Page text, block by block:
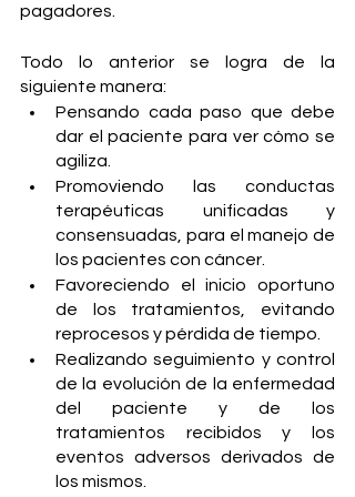
pagadores.
Todo lo anterior se logra de la
siguiente manera:
Pensando cada paso que debe
dar el paciente para ver cómo se
agiliza.
Promoviendo las conductas
terapéuticas unificadas y
consensuadas, para el manejo de
los pacientes con cáncer.
Favoreciendo el inicio oportuno
de los tratamientos, evitando
reprocesos y pérdida de tiempo.
Realizando seguimiento y control
de la evolución de la enfermedad
del paciente y de los
tratamientos recibidos y los
eventos adversos derivados de
los mismos.